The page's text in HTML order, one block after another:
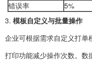
错误率
5%
3. 模板自定义与批量操作
企业可根据需求自定义打
打印功能减少操作次数。数